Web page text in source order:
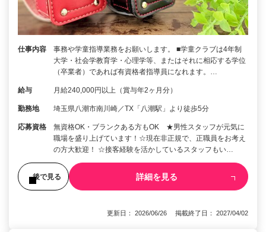
仕事内容
事務や学童指導業務をお願いします。 ■学童クラブは4年制
大学・社会学教育学・心理学等、またはそれに相応する学位
（卒業者）であれば有資格者指導員になれます。…
給与 月給240,000円以上（賞与年2ヶ月分）
勤務地 埼玉県八潮市南川崎／TX「八潮駅」より徒歩5分
応募資格
無資格OK・ブランクある方もOK ★男性スタッフが元気に
職場を盛り上げています！☆現在非正規で、正職員をお考え
の方大歓迎！ ☆接客経験を活かしているスタッフもい…
後で見る 詳細を見る
更新日： 2026/06/26 掲載終了日： 2027/04/02